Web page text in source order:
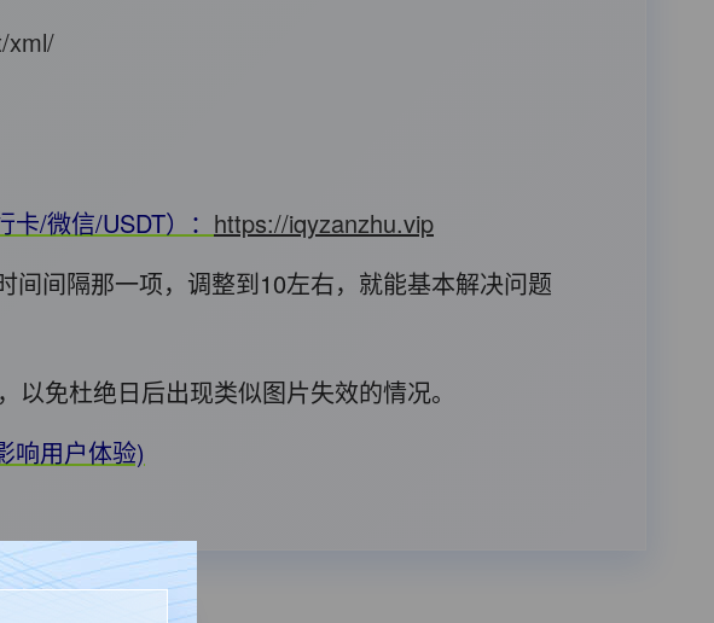
xml/
/微信/USDT）： https://iqyzanzhu.vip
间隔那一项，调整到10左右，就能基本解决问题
免杜绝日后出现类似图片失效的情况。
响用户体验)